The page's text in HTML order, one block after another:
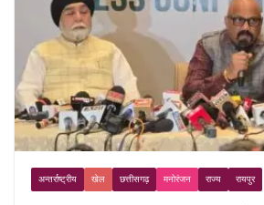
अन्तर्राष्ट्रीय खेल छत्तीसगढ़ मनोरंजन राज्य रायपुर